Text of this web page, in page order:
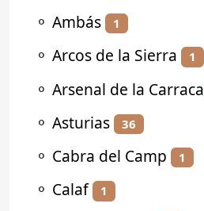
⚬ Ambás 1
⚬ Arcos de la Sierra 1
⚬ Arsenal de la Carraca
⚬ Asturias 36
⚬ Cabra del Camp 1
⚬ Calaf 1